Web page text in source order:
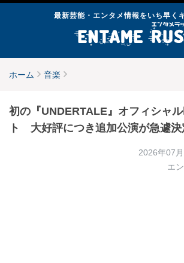
最新芸能・エンタメ情報をいち早く
ホーム 音楽
初の『UNDERTALE』オフィシャ
ト 大好評につき追加公演が急遽決
2026年07
エ